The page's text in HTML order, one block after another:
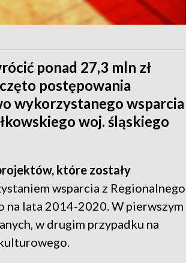
ponad 27,3 mln zł
postępowania
wykorzystanego wsparcia
woj. śląskiego
które zostały
wsparcia z Regionalnego
na lata 2014-2020. W pierwszym
w drugim przypadku na